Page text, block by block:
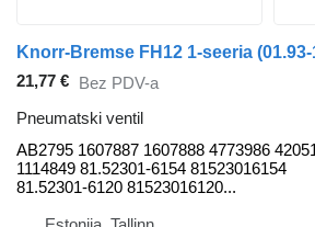
21,77 € Bez PDV-a
Pneumatski ventil
AB2795 1607887 1607888 4773986
1114849 81.52301-6154 81523016154
81.52301-6120 81523016120...